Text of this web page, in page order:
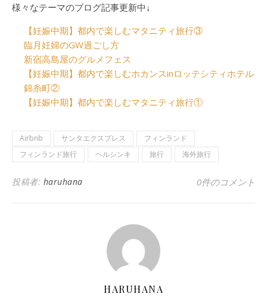
様々なテーマのブログ記事更新中↓
【妊娠中期】都内で楽しむマタニティ旅行③
臨月妊婦のGW過ごし方
新宿高島屋のグルメフェス
【妊娠中期】都内で楽しむホカンスinロッテシティホテル
錦糸町②
【妊娠中期】都内で楽しむマタニティ旅行①
Airbnb サンタエクスプレス
フィンランド
フィンランド旅行
ヘルシンキ 旅行 海外旅行
投稿者: haruhana 0件のコメント
HARUHANA